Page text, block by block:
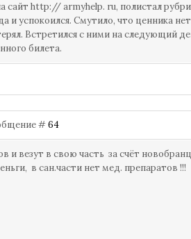
сайт http:// armyhelp. ru, полистал
успокоился. Смутило, что ценника
Встретился с ними на следующий
билета.
#64
и везут в свою часть за счёт
в сан.части нет мед. препаратов